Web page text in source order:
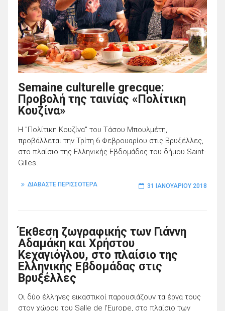
Semaine culturelle grecque:
Προβολή της ταινίας «Πολίτικη
Κουζίνα»
Η "Πολίτικη Κουζίνα" του Τάσου Μπουλμέτη,
προβάλλεται την Τρίτη 6 Φεβρουαρίου στις Βρυξέλλες,
στο πλαίσιο της Ελληνικής Εβδομάδας του δήμου Saint-
Gilles.
ΔΙΑΒΑΣΤΕ ΠΕΡΙΣΣΟΤΕΡΑ 31 ΙΑΝΟΥΑΡΊΟΥ 2018
Έκθεση ζωγραφικής των Γιάννη
Αδαμάκη και Χρήστου
Κεχαγιόγλου, στο πλαίσιο της
Ελληνικής Εβδομάδας στις
Βρυξέλλες
Οι δύο έλληνες εικαστικοί παρουσιάζουν τα έργα τους
στον χώρου του Salle de l’Europe, στο πλαίσιο των